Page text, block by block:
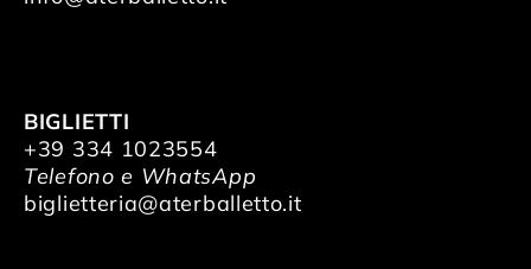
BIGLIETTI
+39 334 1023554
Telefono e WhatsApp
biglietteria@aterballetto.it